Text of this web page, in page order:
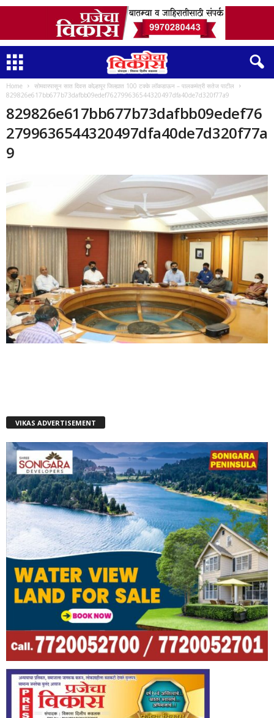
Home
सोमवारपासून सात दिवस कोल्हापूर जिल्ह्यात 100 टक्के लॉकडाऊन – पालकमंत्री सतेज पाटील
829826e617bb677b73dafbb09edef762799636544320497dfa40de7d320f77a9
829826e617bb677b73dafbb09edef76
2799636544320497dfa40de7d320f77a
9
VIKAS ADVERTISEMENT